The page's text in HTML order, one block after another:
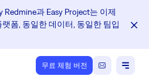
Redmine과 Easy Project는 이제
폼, 동일한 데이터, 동일한 팀입
무료 체험 버전